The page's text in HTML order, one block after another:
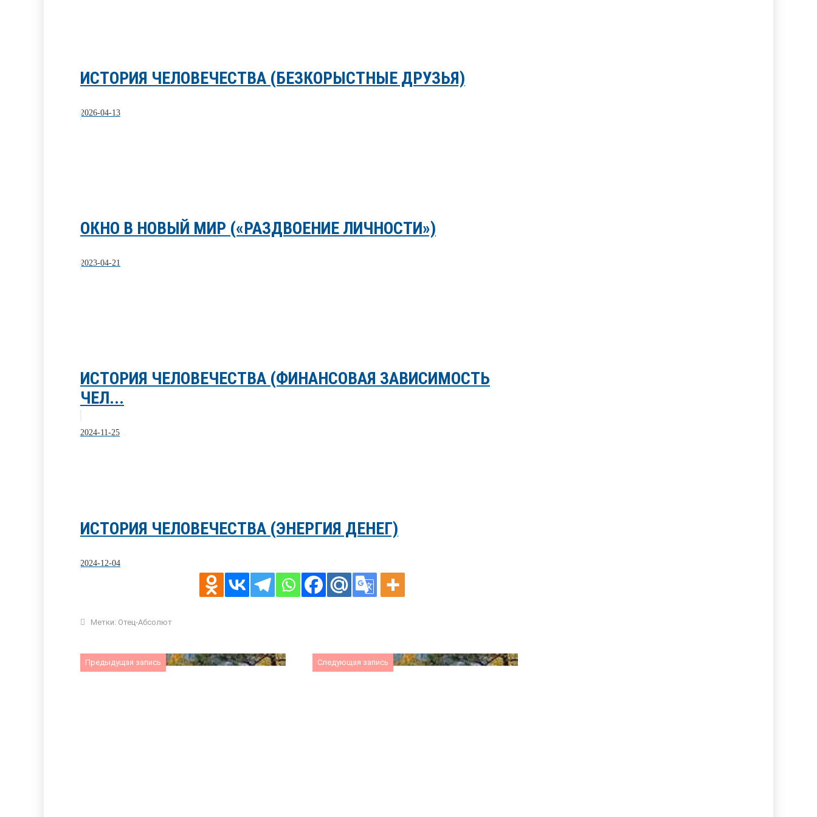
ИСТОРИЯ ЧЕЛОВЕЧЕСТВА (БЕЗКОРЫСТНЫЕ ДРУЗЬЯ)
2026-04-13
ОКНО В НОВЫЙ МИР («РАЗДВОЕНИЕ ЛИЧНОСТИ»)
2023-04-21
ИСТОРИЯ ЧЕЛОВЕЧЕСТВА (ФИНАНСОВАЯ ЗАВИСИМОСТЬ
ЧЕЛ...
2024-11-25
ИСТОРИЯ ЧЕЛОВЕЧЕСТВА (ЭНЕРГИЯ ДЕНЕГ)
2024-12-04
Метки: Отец-Абсолют
Предыдущая запись Следующая запись